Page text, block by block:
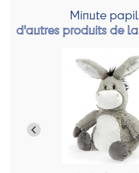
Minute
d'autres produits de la